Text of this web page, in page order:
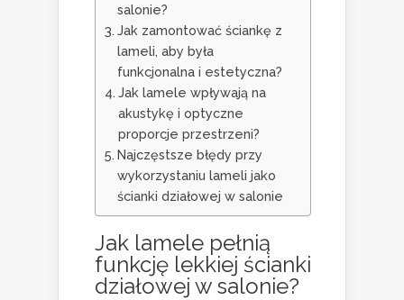
salonie?
Jak zamontować ściankę z
lameli, aby była
funkcjonalna i estetyczna?
Jak lamele wpływają na
akustykę i optyczne
proporcje przestrzeni?
Najczęstsze błędy przy
wykorzystaniu lameli jako
ścianki działowej w salonie
Jak lamele pełnią
funkcję lekkiej ścianki
działowej w salonie?